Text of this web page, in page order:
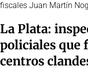
fiscales Juan Martín
La Plata:
policiales que
centros